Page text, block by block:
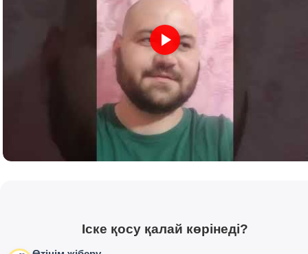
Іске қосу қалай көрінеді?